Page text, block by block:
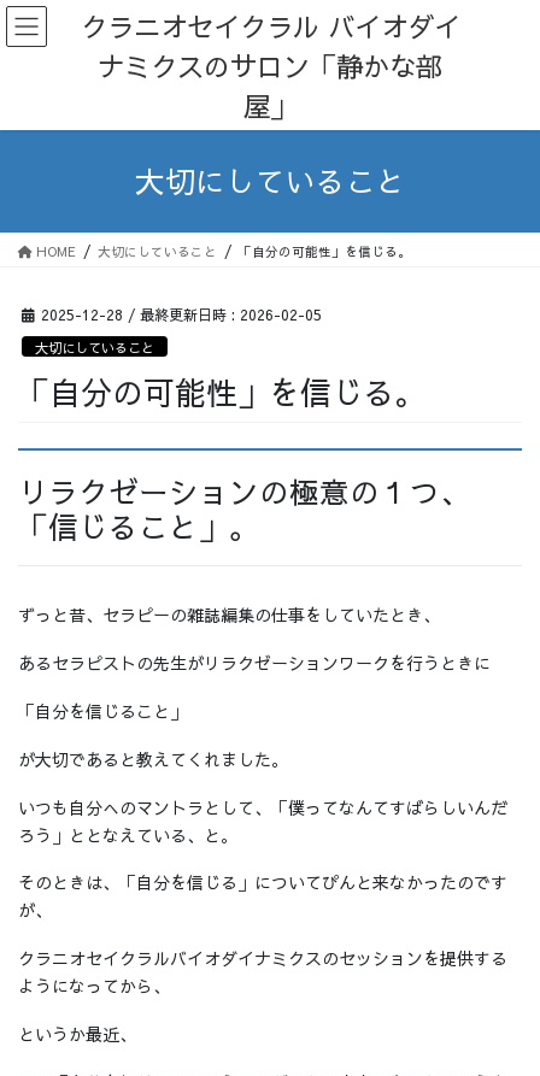
コ
ン
へ
プ
ナ
ビ
ョ
動
クラニオセイクラル バイオダイ
ナミクスのサロン「静かな部
屋」
大切にしていること
HOME 大切にしていること 「自分の可能性」を信じる。
2025-12-28 / 最終更新日時 : 2026-02-05
大切にしていること
「自分の可能性」を信じる。
リラクゼーションの極意の１つ、
「信じること」。
ずっと昔、セラピーの雑誌編集の仕事をしていたとき、
あるセラピストの先生がリラクゼーションワークを行うときに
「自分を信じること」
が大切であると教えてくれました。
いつも自分へのマントラとして、「僕ってなんてすばらしいんだ
ろう」ととなえている、と。
そのときは、「自分を信じる」についてぴんと来なかったのです
が、
クラニオセイクラルバイオダイナミクスのセッションを提供する
ようになってから、
というか最近、